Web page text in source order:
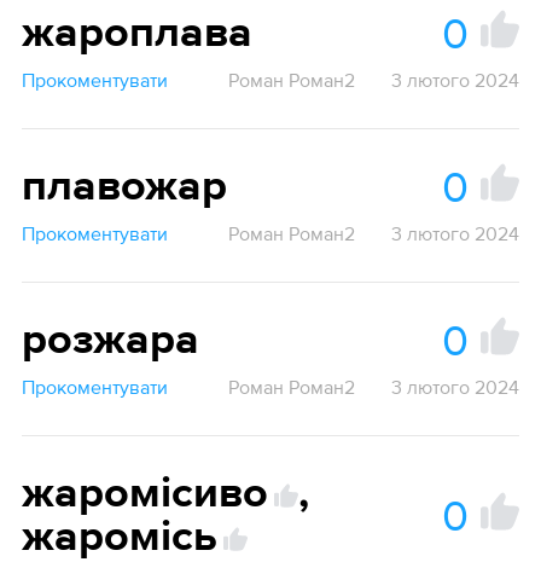
жароплава 0
Прокоментувати Роман Роман2 3 лютого 2024
плавожар 0
Прокоментувати Роман Роман2 3 лютого 2024
розжара 0
Прокоментувати Роман Роман2 3 лютого 2024
жаромісиво
,
жаромісь
0